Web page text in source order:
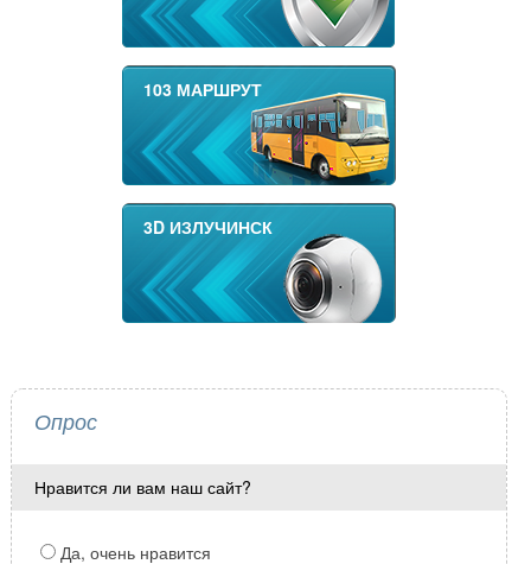
103 МАРШРУТ
3D ИЗЛУЧИНСК
Опрос
Нравится ли вам наш сайт?
Да, очень нравится